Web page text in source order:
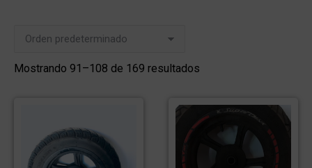
Mostrando 91–108 de 169 resultados